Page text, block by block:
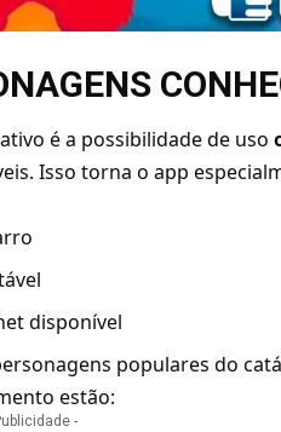
é a possibilidade de uso
Isso torna o app
disponível
populares do
estão:
-